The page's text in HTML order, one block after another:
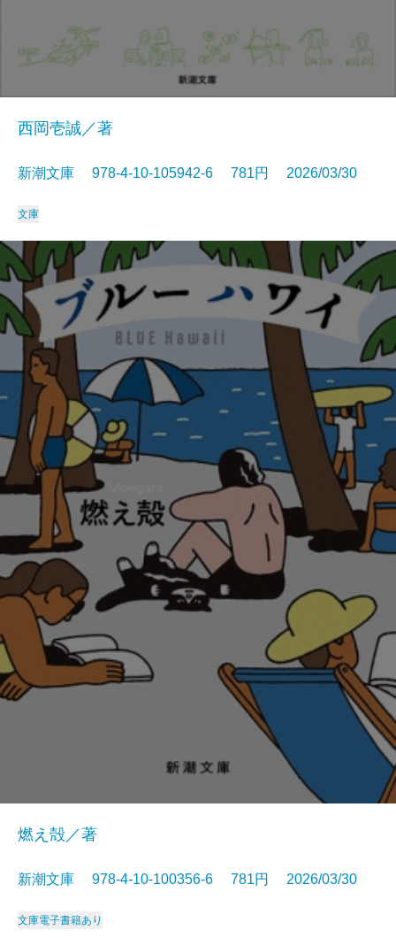
西岡壱誠／著
新潮文庫 978-4-10-105942-6 781円 2026/03/30
文庫
燃え殻／著
新潮文庫 978-4-10-100356-6 781円 2026/03/30
文庫電子書籍あり